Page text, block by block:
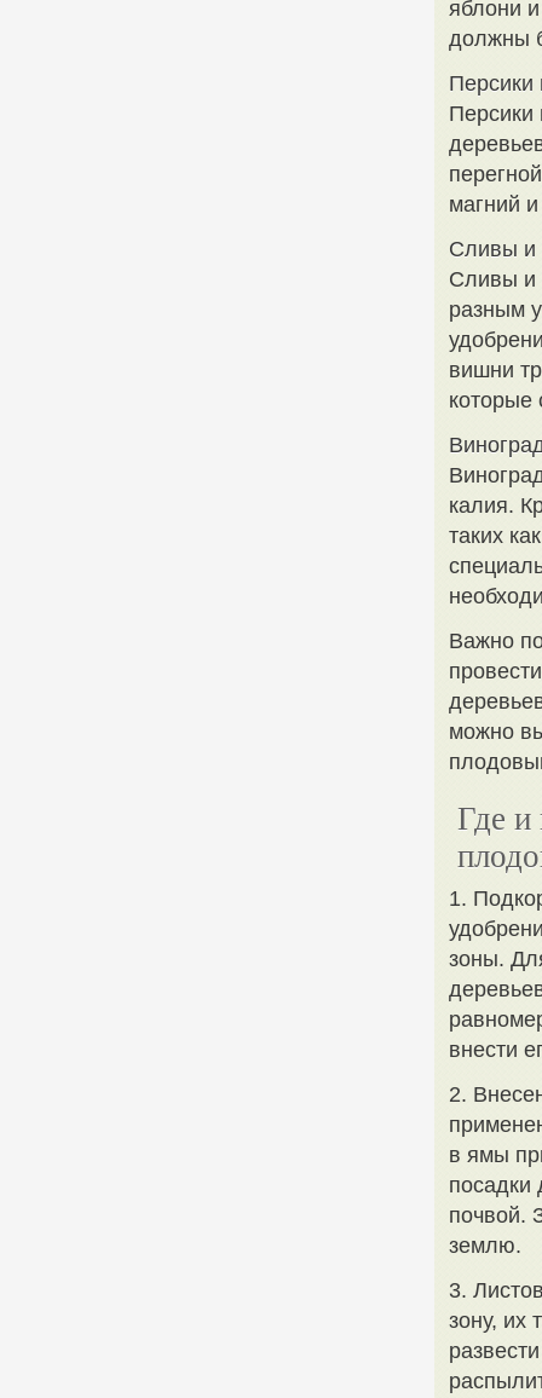
яблони
должны
Персики
Персики
магний
Сливы и
Сливы и
разным
вишни
которые
калия.
таких
Важно
можно
Где и
1.
зоны.
внести
2.
в ямы
посадки
почвой.
землю.
3.
зону, их